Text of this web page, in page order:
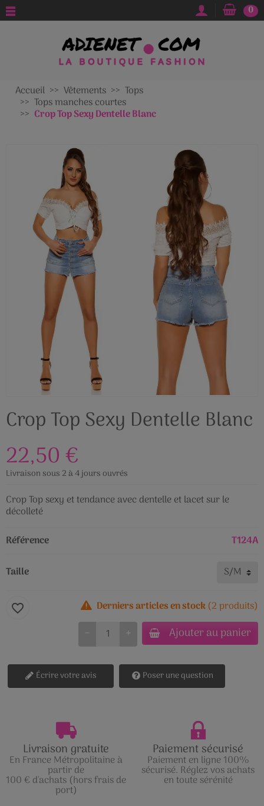
0
Accueil Vêtements Tops
Tops manches courtes
Crop Top Sexy Dentelle Blanc
Crop Top Sexy Dentelle Blanc
22,50 €
Livraison sous 2 à 4 jours ouvrés
Crop Top sexy et tendance avec dentelle et lacet sur le
décolleté
Référence
T124A
Taille
Derniers articles en stock(2 produits)
+
− Ajouter au panier
favorite_border
Écrire votre avis Poser une question
Livraison gratuite
En France Métropolitaine à
partir de
100 € d'achats (hors frais de
port)
Paiement sécurisé
Paiement en ligne 100%
sécurisé. Réglez vos achats
en toute sérénité